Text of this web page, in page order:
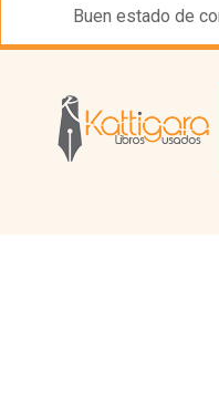
Buen estado de
Librería Kattigara